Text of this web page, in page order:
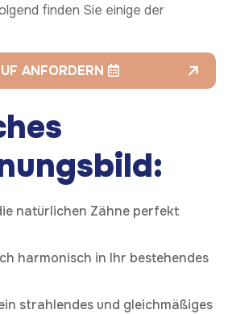
finden Sie einige der
ANFORDERN
natürlichen Zähne perfekt
harmonisch in Ihr bestehendes
strahlendes und gleichmäßiges